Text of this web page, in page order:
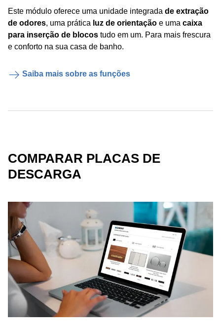
Este módulo oferece uma unidade integrada de extração
de odores, uma prática luz de orientação e uma caixa
para inserção de blocos tudo em um. Para mais frescura
e conforto na sua casa de banho.
Saiba mais sobre as funções
COMPARAR PLACAS DE
DESCARGA